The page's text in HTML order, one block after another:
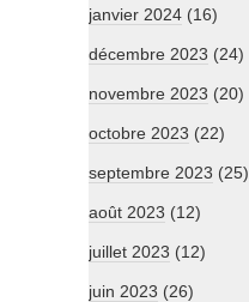
janvier 2024 (16)
décembre 2023 (24)
novembre 2023 (20)
octobre 2023 (22)
septembre 2023 (25)
août 2023 (12)
juillet 2023 (12)
juin 2023 (26)